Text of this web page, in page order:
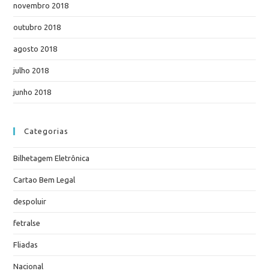
novembro 2018
outubro 2018
agosto 2018
julho 2018
junho 2018
Categorias
Bilhetagem Eletrônica
Cartao Bem Legal
despoluir
fetralse
Fliadas
Nacional